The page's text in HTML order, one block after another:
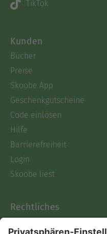
TikTok
Kunden
Bücher
Preise
Skoobe App
Geschenkgutscheine
Code einlösen
Hilfe
Barrierefreiheit
Login
Skoobe liest
Rechtliches